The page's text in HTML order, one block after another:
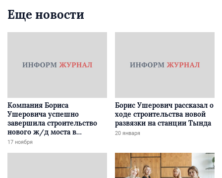
Еще новости
Компания Бориса
Ушеровича успешно
завершила строительство
нового ж/д моста в
Забайкалье
17 ноября
Борис Ушерович рассказал о
ходе строительства новой
развязки на станции Тында
20 января